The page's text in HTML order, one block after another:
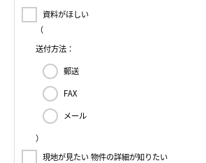
資料がほしい
（
送付方法：
郵送
FAX
メール
）
現地が見たい 物件の詳細が知りたい